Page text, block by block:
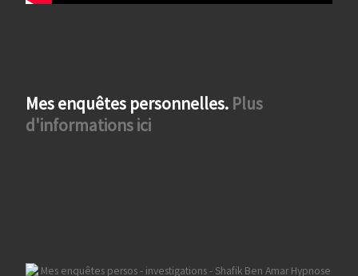
Mes enquêtes personnelles. Plus
d'informations ici